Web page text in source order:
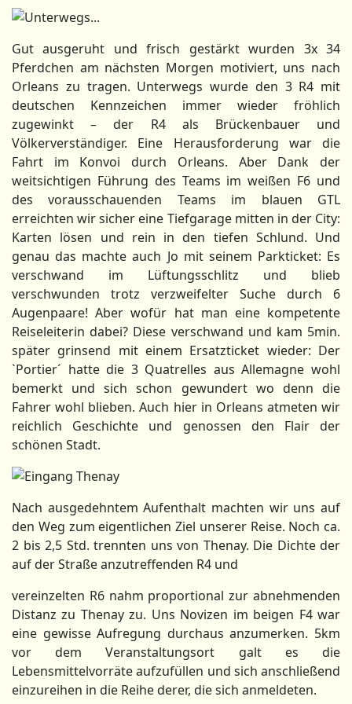
Gut ausgeruht und frisch gestärkt wurden 3x 34
Pferdchen am nächsten Morgen motiviert, uns nach
Orleans zu tragen. Unterwegs wurde den 3 R4 mit
deutschen Kennzeichen immer wieder fröhlich
zugewinkt – der R4 als Brückenbauer und
Völkerverständiger. Eine Herausforderung war die
Fahrt im Konvoi durch Orleans. Aber Dank der
weitsichtigen Führung des Teams im weißen F6 und
des vorausschauenden Teams im blauen GTL
erreichten wir sicher eine Tiefgarage mitten in der City:
Karten lösen und rein in den tiefen Schlund. Und
genau das machte auch Jo mit seinem Parkticket: Es
verschwand im Lüftungsschlitz und blieb
verschwunden trotz verzweifelter Suche durch 6
Augenpaare! Aber wofür hat man eine kompetente
Reiseleiterin dabei? Diese verschwand und kam 5min.
später grinsend mit einem Ersatzticket wieder: Der
`Portier´ hatte die 3 Quatrelles aus Allemagne wohl
bemerkt und sich schon gewundert wo denn die
Fahrer wohl blieben. Auch hier in Orleans atmeten wir
reichlich Geschichte und genossen den Flair der
schönen Stadt.
Nach ausgedehntem Aufenthalt machten wir uns auf
den Weg zum eigentlichen Ziel unserer Reise. Noch ca.
2 bis 2,5 Std. trennten uns von Thenay. Die Dichte der
auf der Straße anzutreffenden R4 und
vereinzelten R6 nahm proportional zur abnehmenden
Distanz zu Thenay zu. Uns Novizen im beigen F4 war
eine gewisse Aufregung durchaus anzumerken. 5km
vor dem Veranstaltungsort galt es die
Lebensmittelvorräte aufzufüllen und sich anschließend
einzureihen in die Reihe derer, die sich anmeldeten.